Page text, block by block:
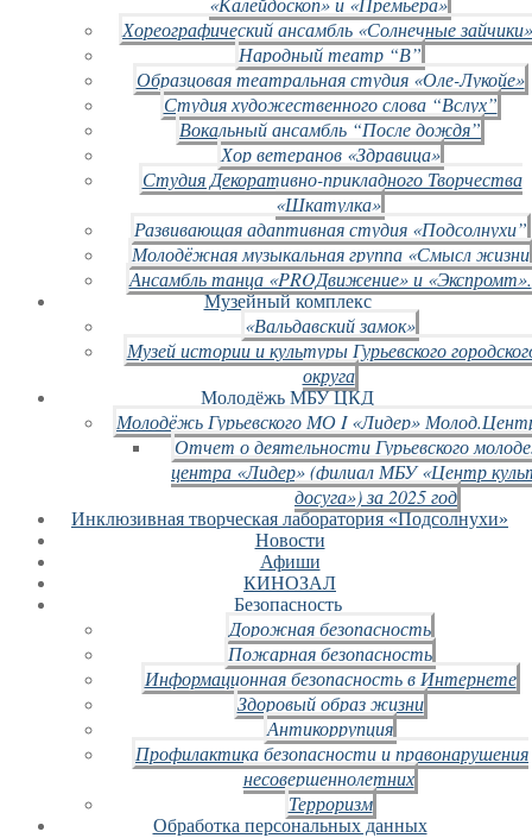
Хореографический ансамбль «Солнечные
Народный театр “В”
Образцовая театральная студия «Оле-Лукойе»
Студия художественного слова “Вслух”
Вокальный ансамбль “После дождя”
Хор ветеранов «Здравица»
Студия Декоративно-прикладного Творчества
«Шкатулка»
Развивающая адаптивная студия «Подсолнухи”
Молодёжная музыкальная группа «Смысл жизни
Ансамбль танца «PROДвижение» и «Экспромт».
Музейный комплекс
«Вальдавский замок»
Музей истории и культуры Гурьевского
округа
Молодёжь МБУ ЦКД
Молодёжь Гурьевского МО I «Лидер»
Отчет о деятельности Гурьевского
центра «Лидер» (филиал МБУ «Центр
досуга») за 2025 год
Инклюзивная творческая лаборатория «Подсолнухи»
Новости
Афиши
КИНОЗАЛ
Безопасность
Дорожная безопасность
Пожарная безопасность
Информационная безопасность в Интернете
Здоровый образ жизни
Антикоррупция
Профилактика безопасности и правонарушения
несовершеннолетних
Терроризм
Обработка персональных данных